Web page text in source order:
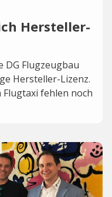
Hersteller-
DG Flugzeugbau
Hersteller-Lizenz.
fehlen noch